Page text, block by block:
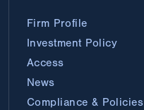
Firm Profile
Investment Policy
Access
News
Compliance & Policies